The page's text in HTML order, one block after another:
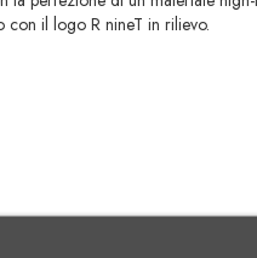
con il logo R nineT in rilievo.